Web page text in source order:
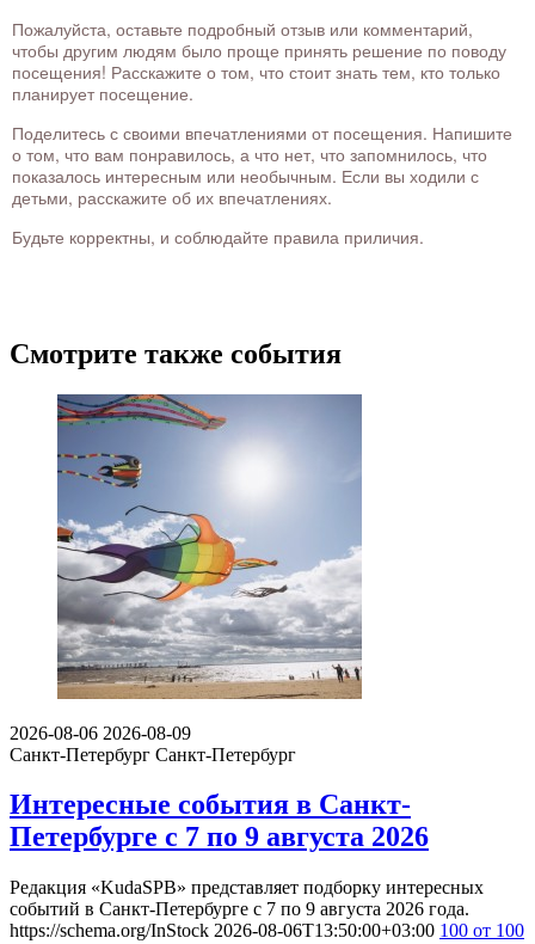
Пожалуйста, оставьте подробный отзыв или комментарий,
чтобы другим людям было проще принять решение по поводу
посещения! Расскажите о том, что стоит знать тем, кто только
планирует посещение.
Поделитесь с своими впечатлениями от посещения. Напишите
о том, что вам понравилось, а что нет, что запомнилось, что
показалось интересным или необычным. Если вы ходили с
детьми, расскажите об их впечатлениях.
Будьте корректны, и соблюдайте правила приличия.
Смотрите также события
2026-08-06 2026-08-09
Санкт-Петербург Санкт-Петербург
Интересные события в Санкт-
Петербурге с 7 по 9 августа 2026
Редакция «KudaSPB» представляет подборку интересных
событий в Санкт-Петербурге с 7 по 9 августа 2026 года.
https://schema.org/InStock 2026-08-06T13:50:00+03:00 100 от 100